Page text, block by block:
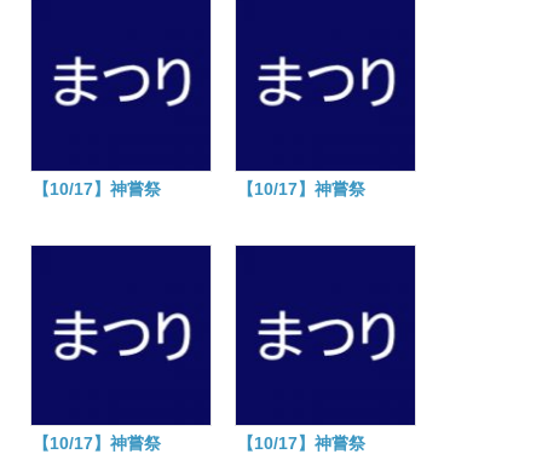
【10/17】神嘗祭 【10/17】神嘗祭
【10/17】神嘗祭 【10/17】神嘗祭